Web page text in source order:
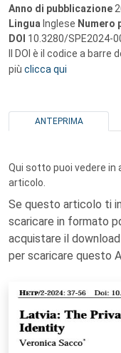
Anno di pubblicazione
Lingua Inglese Numero
DOI 10.3280/SPE2024-
Il DOI è il codice a
più clicca qui
ANTEPRIMA
Qui sotto puoi vedere in
articolo.
Se questo articolo ti
scaricare in formato
acquistare il
per scaricare questo